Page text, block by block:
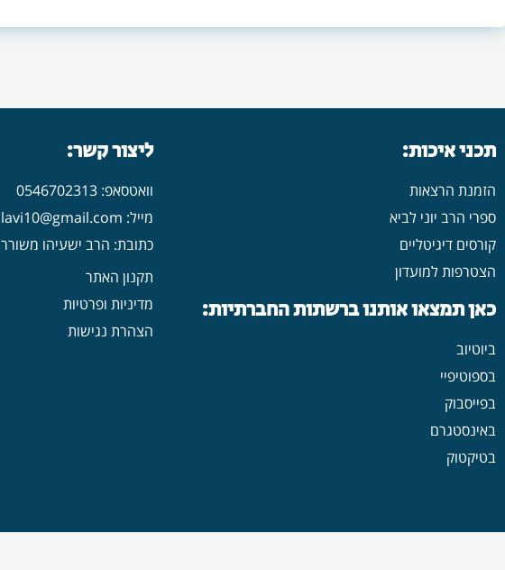
תכני איכות:
הזמנת הרצאות
ספרי הרב יוני לביא
קורסים דיגיטליים
הצטרפות למועדון
כאן תמצאו אותנו ברשתות החברתיות:
ביוטיוב
בספוטיפיי
בפייסבוק
באינסטגרם
בטיקטוק
ליצור קשר:
וואטסאפ: 0546702313
מייל: yonilavi10@gmail.com
כתובת: הרב ישעיהו משורר 20/4 פתח תקווה
תקנון האתר
מדיניות ופרטיות
הצהרת נגישות